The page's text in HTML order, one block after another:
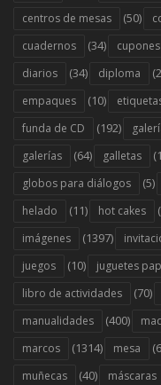
centros de mesas (50)
cuadernos (34) cupones
diarios (34) diploma
empaques (10)
funda de CD (192)
galerías (64) galletas
globos para diálogos (5)
helado (11) hot cakes
imágenes (1397)
juegos (10) juguetes
libro de actividades (70)
manualidades (400)
marcos (1314) mesa
muñecas (40) máscaras